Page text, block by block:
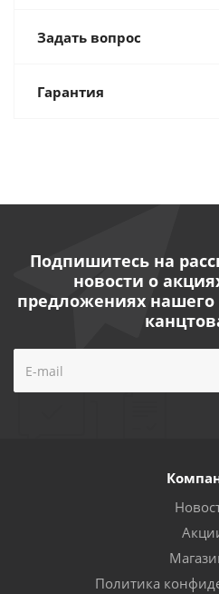
Задать вопрос
Гарантия
Подпишитесь на
новости о
предложениях нашего
Политика